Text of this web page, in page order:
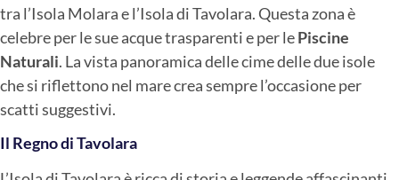
tra l’Isola Molara e l’Isola di Tavolara. Questa zona è
celebre per le sue acque trasparenti e per lePiscine
Naturali. La vista panoramica delle cime delle due isole
che si riflettono nel mare crea sempre l’occasione per
scatti suggestivi.
Il Regno di Tavolara